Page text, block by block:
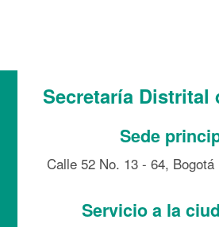
Secretaría Distrital
Sede
Calle 52 No. 13 - 64,
Servicio a la